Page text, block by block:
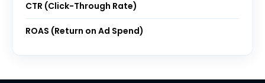
CTR (Click-Through Rate)
ROAS (Return on Ad Spend)